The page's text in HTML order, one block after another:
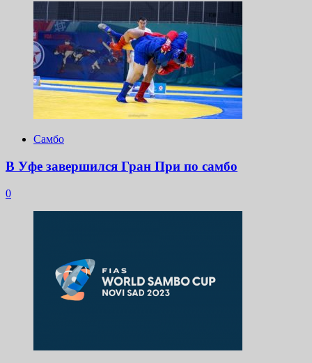
Самбо
В Уфе завершился Гран При по самбо
0